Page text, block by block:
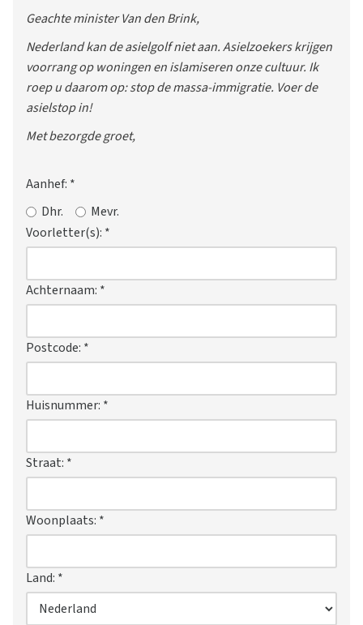
Geachte minister Van den Brink,
Nederland kan de asielgolf niet aan. Asielzoekers krijgen
voorrang op woningen en islamiseren onze cultuur. Ik
roep u daarom op: stop de massa-immigratie. Voer de
asielstop in!
Met bezorgde groet,
Aanhef: *
Dhr.
Mevr.
Voorletter(s): *
Achternaam: *
Postcode: *
Huisnummer: *
Straat: *
Woonplaats: *
Land: *